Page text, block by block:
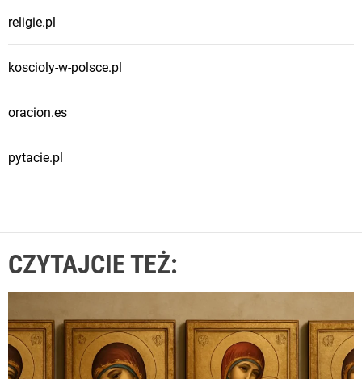
religie.pl
koscioly-w-polsce.pl
oracion.es
pytacie.pl
CZYTAJCIE TEŻ: